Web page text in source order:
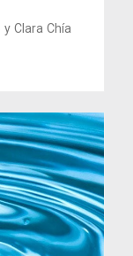
Clara Chía